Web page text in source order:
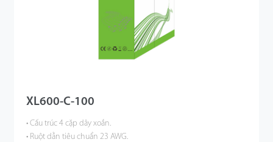
XL600-C-100
• Cấu trúc 4 cặp dây xoắn.
• Ruột dẫn tiêu chuẩn 23 AWG.